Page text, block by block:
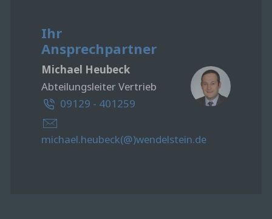
Ihr
Ansprechpartner
Michael Heubeck
Abteilungsleiter Vertrieb
09129 - 401259
michael.heubeck(@)wendelstein.de